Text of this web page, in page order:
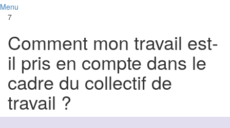
Menu
7
Comment mon travail est-
il pris en compte dans le
cadre du collectif de
travail ?